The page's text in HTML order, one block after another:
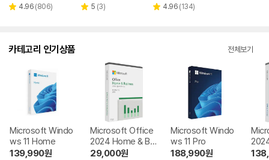
페이
별 4.96 리
(806)
별 5 리
(3)
페이
별 4.96 리
(134)
카테고리 인기상품 전체보기
Microsoft Windo
ws 11 Home
139,990원
Microsoft Office
2024 Home & Bu
siness
29,000원
Microsoft Windo
ws 11 Pro
188,990원